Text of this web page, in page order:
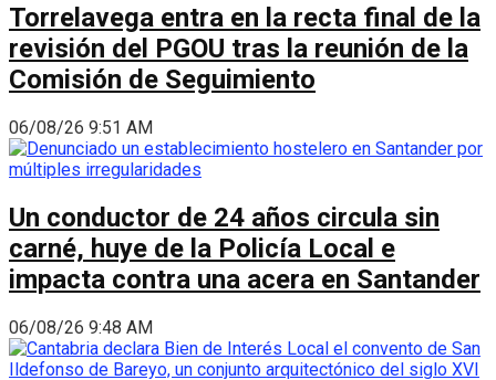
Torrelavega entra en la recta final de la
revisión del PGOU tras la reunión de la
Comisión de Seguimiento
06/08/26 9:51 AM
Un conductor de 24 años circula sin
carné, huye de la Policía Local e
impacta contra una acera en Santander
06/08/26 9:48 AM